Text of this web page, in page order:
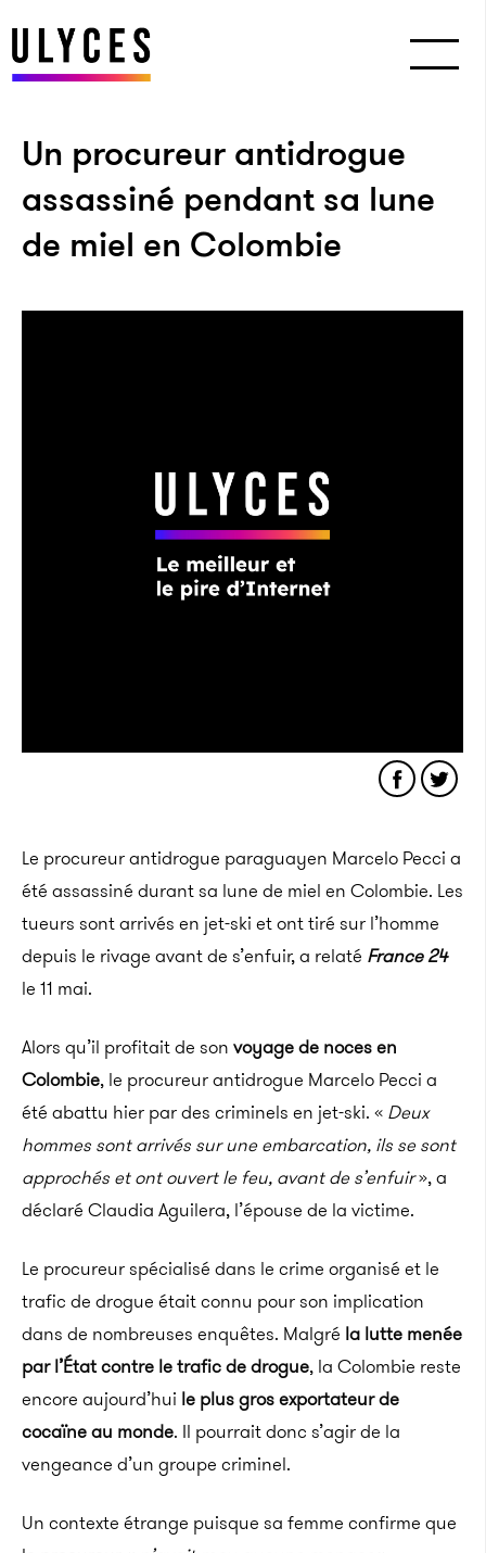
Un procureur antidrogue
assassiné pendant sa lune
de miel en Colombie
Le procureur antidrogue paraguayen Marcelo Pecci a
été assassiné durant sa lune de miel en Colombie. Les
tueurs sont arrivés en jet-ski et ont tiré sur l’homme
depuis le rivage avant de s’enfuir, a relaté France 24
le 11 mai.
Alors qu’il profitait de son voyage de noces en
Colombie, le procureur antidrogue Marcelo Pecci a
été abattu hier par des criminels en jet-ski. « Deux
hommes sont arrivés sur une embarcation, ils se sont
approchés et ont ouvert le feu, avant de s’enfuir», a
déclaré Claudia Aguilera, l’épouse de la victime.
Le procureur spécialisé dans le crime organisé et le
trafic de drogue était connu pour son implication
dans de nombreuses enquêtes. Malgré la lutte menée
par l’État contre le trafic de drogue, la Colombie reste
encore aujourd’hui le plus gros exportateur de
cocaïne au monde. Il pourrait donc s’agir de la
vengeance d’un groupe criminel.
Un contexte étrange puisque sa femme confirme que